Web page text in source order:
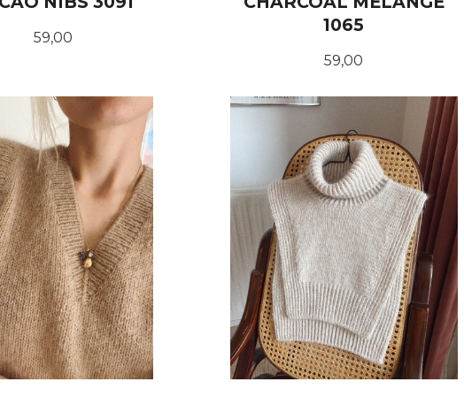
Pris
59,00
KJØP
1065
Pris
59,00